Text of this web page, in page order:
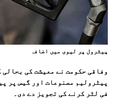
پيٹرول پر ليوی ميں اضافہ
وفاقی حکومت نے معیشت کی بحالی
فی لٹر کرنے کی تجویز دے دی۔